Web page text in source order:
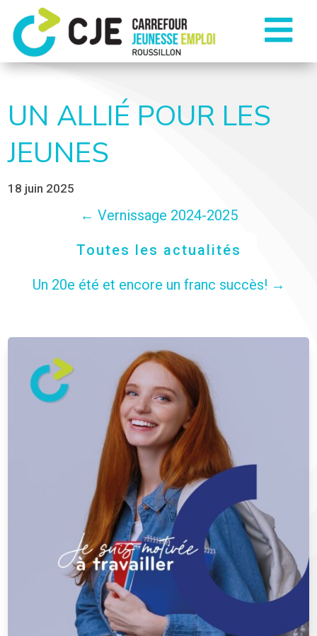

UN ALLIÉ POUR LES
JEUNES
18 juin 2025
← Vernissage 2024-2025
Toutes les actualités
Un 20e été et encore un franc succès! →